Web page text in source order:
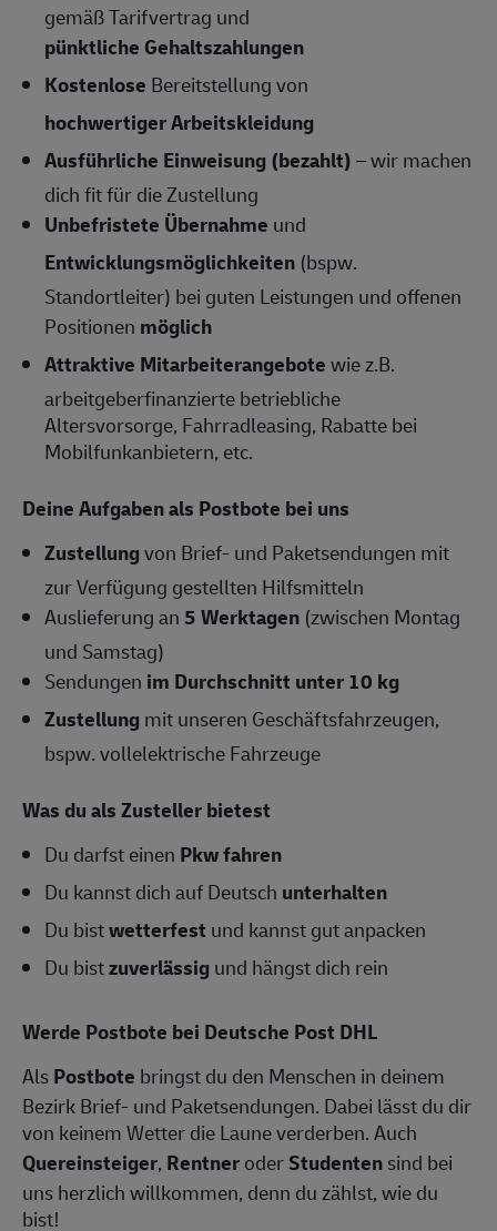
gemäß Tarifvertrag und
pünktliche Gehaltszahlungen
Kostenlose Bereitstellung von
hochwertiger Arbeitskleidung
Ausführliche Einweisung (bezahlt)– wir machen
dich fit für die Zustellung
Unbefristete Übernahme und
Entwicklungsmöglichkeiten (bspw.
Standortleiter) bei guten Leistungen und offenen
Positionen möglich
Attraktive Mitarbeiterangebotewie z.B.
arbeitgeberfinanzierte betriebliche
Altersvorsorge, Fahrradleasing, Rabatte bei
Mobilfunkanbietern, etc.
Deine Aufgaben als Postbote bei uns
Zustellungvon Brief- und Paketsendungen mit
zur Verfügung gestellten Hilfsmitteln
Auslieferung an5 Werktagen (zwischen Montag
und Samstag)
Sendungen im Durchschnitt unter 10 kg
Zustellungmit unseren Geschäftsfahrzeugen,
bspw. vollelektrische Fahrzeuge
Was du als Zusteller bietest
Du darfst einen Pkw fahren
Du kannst dich auf Deutsch unterhalten
Du bistwetterfest und kannst gut anpacken
Du bistzuverlässigund hängst dich rein
Werde Postbote bei Deutsche Post DHL
AlsPostbote bringst du den Menschen in deinem
Bezirk Brief- und Paketsendungen. Dabei lässt du dir
von keinem Wetter die Laune verderben. Auch
Quereinsteiger, RentneroderStudentensind bei
uns herzlich willkommen, denn du zählst, wie du
bist!